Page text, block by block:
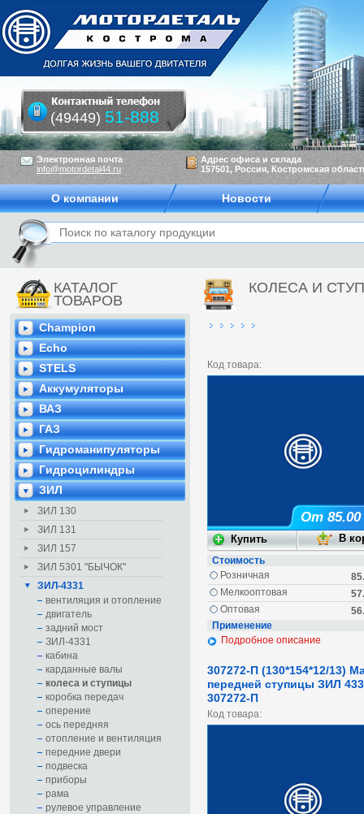
КАТАЛОГ
ТОВАРОВ
Champion
Echo
STELS
Аккумуляторы
ВАЗ
ГАЗ
Гидроманипуляторы
Гидроцилиндры
ЗИЛ
ЗИЛ 130
ЗИЛ 131
ЗИЛ 157
ЗИЛ 5301 "БЫЧОК"
ЗИЛ-4331
вентиляция и отопление
двигатель
задний мост
ЗИЛ-4331
кабина
карданные валы
колеса и ступицы
коробка передач
оперение
ось передняя
отопление и вентиляция
передние двери
подвеска
приборы
рама
рулевое управление
КОЛЕСА И
Код товара:
От 85.00
Стоимость
Розничная
Мелкооптовая
Оптовая
Применение
Подробное описание
307272-П (130*154*12/13)
передней ступицы ЗИЛ
307272-П
Код товара:
Электронная почта
info@motordetal44.ru
Адрес офиса и склада
157501, Россия, Костромская
(49449) 51-888
О компании Новости